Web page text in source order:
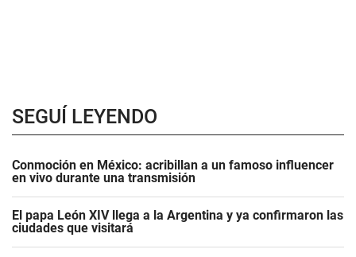
SEGUÍ LEYENDO
Conmoción en México: acribillan a un famoso influencer
en vivo durante una transmisión
El papa León XIV llega a la Argentina y ya confirmaron las
ciudades que visitará